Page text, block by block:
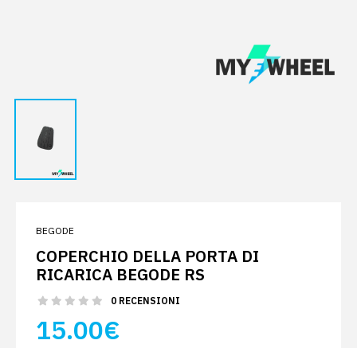
BEGODE
COPERCHIO DELLA PORTA DI
RICARICA BEGODE RS
0 RECENSIONI
15.00€